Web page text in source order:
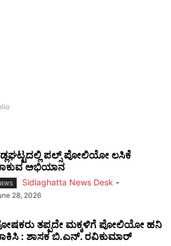
ಪಲ್ಸ್ ಪೋಲಿಯೋ ಲಸಿಕೆ
ಅಭಿಯಾನ
Sidlaghatta News Desk -
28, 2026
ತಪ್ಪದೇ ಮಕ್ಕಳಿಗೆ ಪೋಲಿಯೋ ಹನಿ
: ಶಾಸಕ ಬಿ.ಎನ್. ರವಿಕುಮಾರ್